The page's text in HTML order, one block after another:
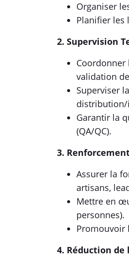
Organiser
Planifier les
2. Supervision
validation
Superviser
distribution/
Garantir la
(QA/QC).
3.
Assurer la
artisans,
Mettre en
personnes).
Promouvoir
4. Réduction